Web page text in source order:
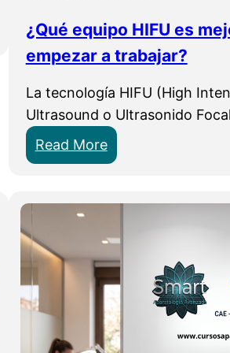
c
o
p
o
a
i
t
e
i
g
¿Qué equipo HIFU es
empezar a trabajar?
La tecnología HIFU (High
Ultrasound o Ultrasonido
Read More:
¿
e
u
i
p